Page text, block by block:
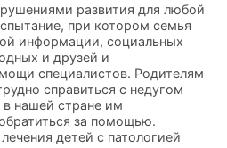
развития для любой
при котором семья
информации, социальных
и друзей и
специалистов. Родителям
справиться с недугом
нашей стране им
за помощью.
детей с патологией